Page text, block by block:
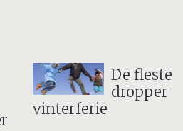
De fleste
dropper
vinterferie